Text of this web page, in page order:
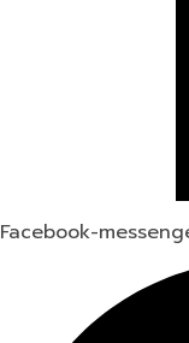
Facebook-